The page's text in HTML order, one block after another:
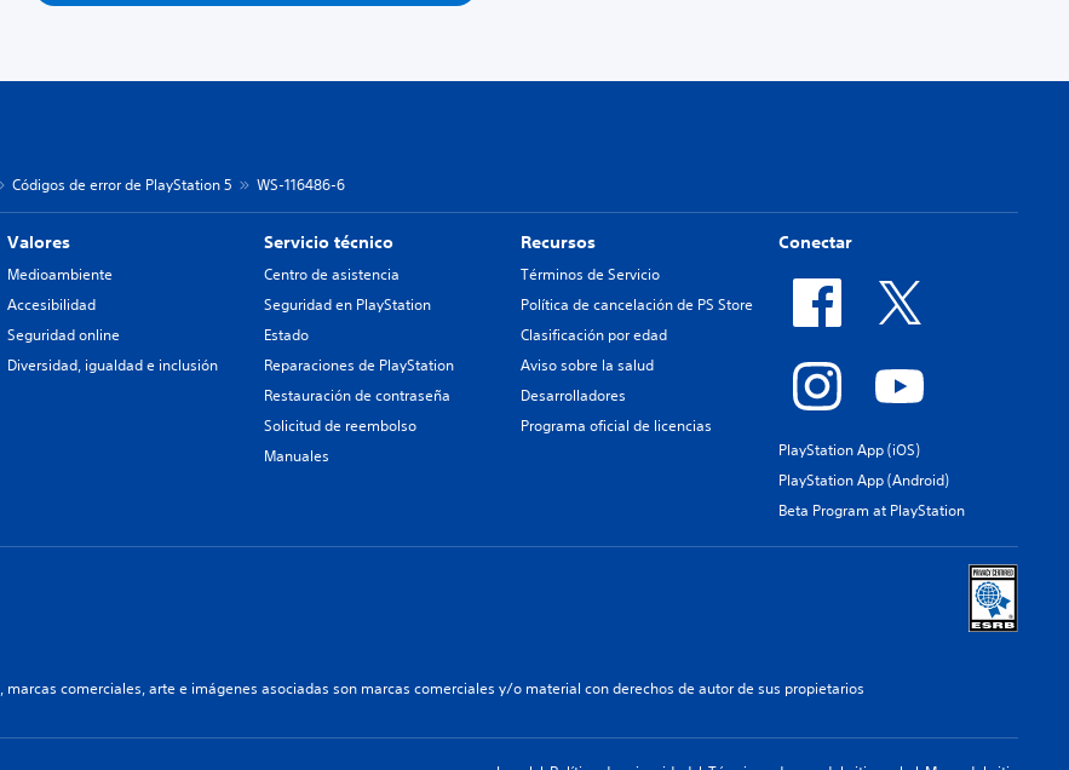
Códigos de error de PlayStation 5 WS-116486-6
Valores
Medioambiente
Accesibilidad
Seguridad online
Diversidad, igualdad e inclusión
Servicio técnico
Centro de asistencia
Seguridad en PlayStation
Estado
Reparaciones de PlayStation
Restauración de contraseña
Solicitud de reembolso
Manuales
Recursos
Términos de Servicio
Política de cancelación de PS Store
Clasificación por edad
Aviso sobre la salud
Desarrolladores
Programa oficial de licencias
Conectar
PlayStation App (iOS)
PlayStation App (Android)
Beta Program at PlayStation
comerciales, arte e imágenes asociadas son marcas comerciales y/o material con derechos de autor de sus propietarios